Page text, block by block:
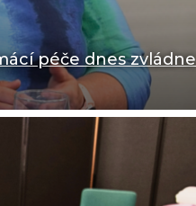
péče dnes zvládne